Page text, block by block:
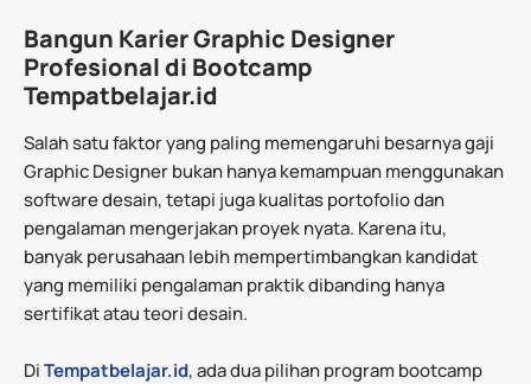
Bangun Karier Graphic Designer
Profesional di Bootcamp
Tempatbelajar.id
Salah satu faktor yang paling memengaruhi besarnya gaji
Graphic Designer bukan hanya kemampuan menggunakan
software desain, tetapi juga kualitas portofolio dan
pengalaman mengerjakan proyek nyata. Karena itu,
banyak perusahaan lebih mempertimbangkan kandidat
yang memiliki pengalaman praktik dibanding hanya
sertifikat atau teori desain.
DiTempatbelajar.id, ada dua pilihan program bootcamp